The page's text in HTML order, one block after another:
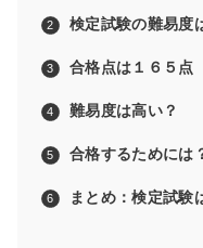
検定試験の難易度
合格点は１６５点
難易度は高い？
合格するためには
まとめ：検定試験